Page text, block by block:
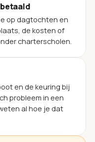
op dagtochten en
de kosten of
charterscholen.
en de keuring bij
probleem in een
al hoe je dat